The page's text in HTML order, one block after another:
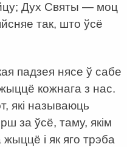
Дух Святы — моц
так, што ўсё
падзея нясе ў сабе
кожнага з нас.
які называюць
за ўсё, таму, якім
жыццё і як яго трэба